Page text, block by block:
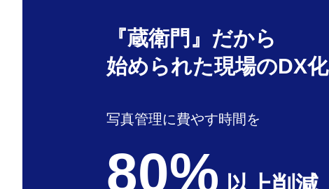
『蔵衛門』だから
始められた現場のDX化
写真管理に費やす時間を
80%